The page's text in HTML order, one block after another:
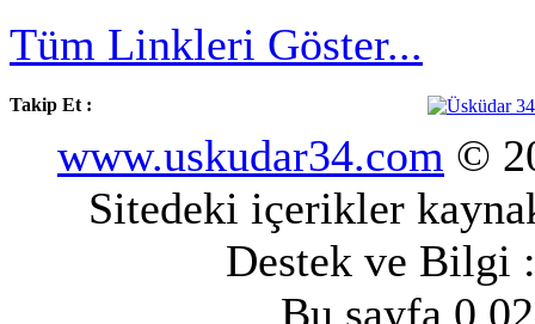
Tüm Linkleri Göster...
Takip Et :
www.uskudar34.com ©
Sitedeki içerikler
Destek ve Bilgi
Bu sayfa